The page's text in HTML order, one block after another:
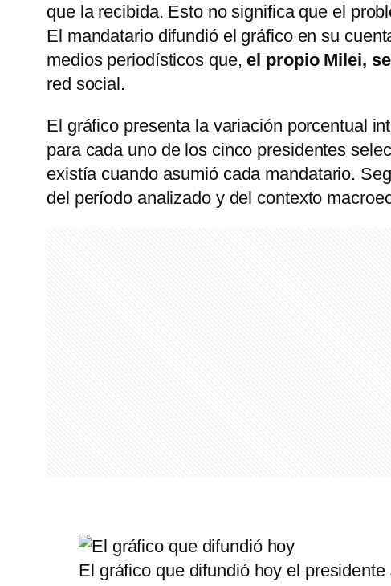
que la recibida. Esto no significa que el
El mandatario difundió el gráfico en su
medios periodísticos que,el propio Milei,
red social.
El gráfico presenta la variación porcentual
para cada uno de los cinco presidentes
existía cuando asumió cada mandatario.
del período analizado y del contexto
El gráfico que difundió hoy el presidente